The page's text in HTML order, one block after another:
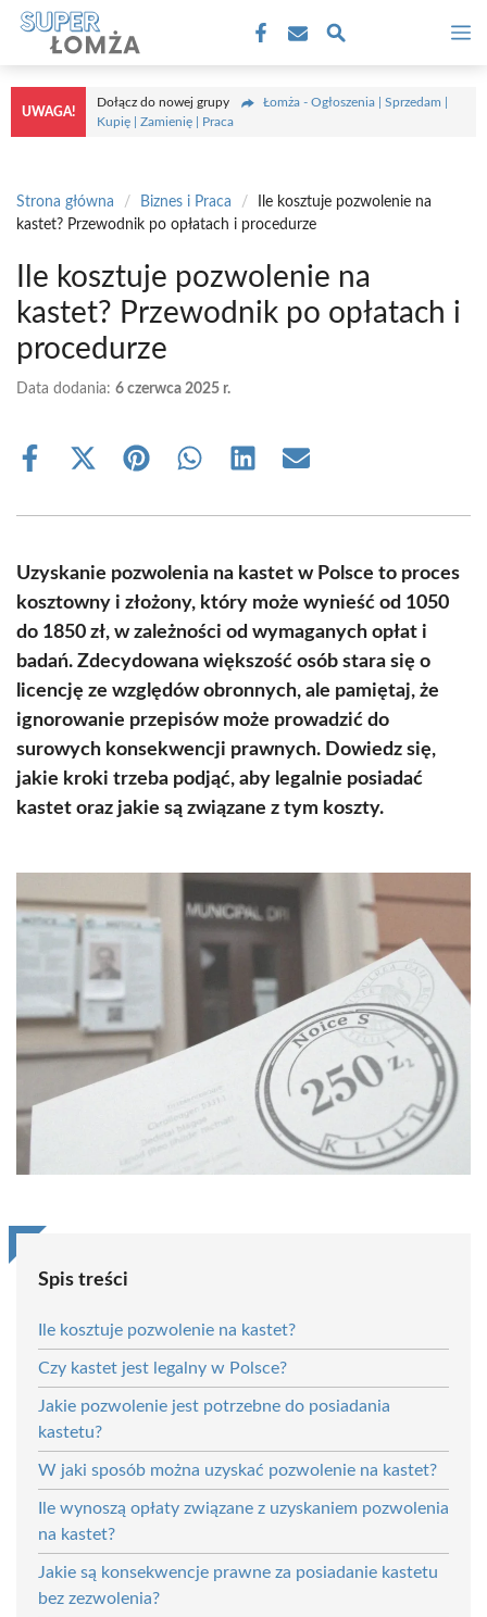
Przejdź
treści
UWAGA!
Dołącz do nowej grupy
Łomża - Ogłoszenia | Sprzedam |
Kupię | Zamienię | Praca
Strona główna / Biznes i Praca /
Ile kosztuje pozwolenie na
kastet? Przewodnik po opłatach i procedurze
Ile kosztuje pozwolenie na
kastet? Przewodnik po opłatach i
procedurze
Data dodania: 6 czerwca 2025 r.
Share
Share
(Twitter)
Share Share Share Share
Uzyskanie pozwolenia na kastet w Polsce to proces
kosztowny i złożony, który może wynieść od 1050
do 1850 zł, w zależności od wymaganych opłat i
badań. Zdecydowana większość osób stara się o
licencję ze względów obronnych, ale pamiętaj, że
ignorowanie przepisów może prowadzić do
surowych konsekwencji prawnych. Dowiedz się,
jakie kroki trzeba podjąć, aby legalnie posiadać
kastet oraz jakie są związane z tym koszty.
Spis treści
Ile kosztuje pozwolenie na kastet?
Czy kastet jest legalny w Polsce?
Jakie pozwolenie jest potrzebne do posiadania
kastetu?
W jaki sposób można uzyskać pozwolenie na kastet?
Ile wynoszą opłaty związane z uzyskaniem pozwolenia
na kastet?
Jakie są konsekwencje prawne za posiadanie kastetu
bez zezwolenia?